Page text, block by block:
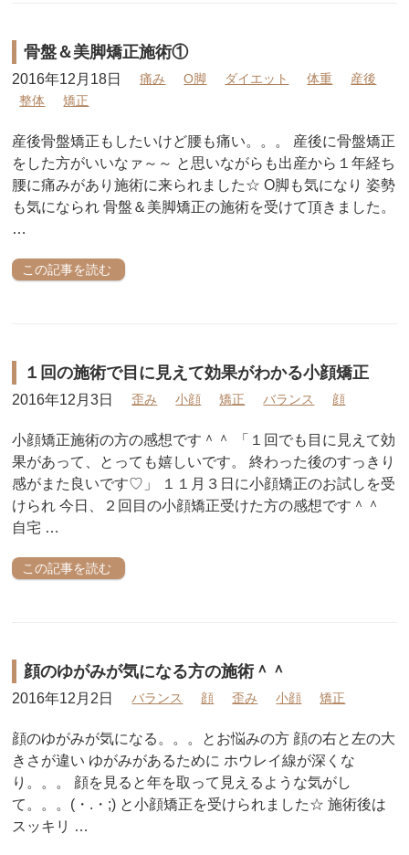
骨盤＆美脚矯正施術①
2016年12月18日 痛み O脚 ダイエット 体重
産後
整体
矯正
産後骨盤矯正もしたいけど腰も痛い。。。 産後に骨盤矯正
をした方がいいなァ～～ と思いながらも出産から１年経ち
腰に痛みがあり施術に来られました☆ O脚も気になり 姿勢
も気になられ 骨盤＆美脚矯正の施術を受けて頂きました。
…
この記事を読む
１回の施術で目に見えて効果がわかる小顔矯正
2016年12月3日 歪み 小顔 矯正 バランス 顔
小顔矯正施術の方の感想です＾＾ 「１回でも目に見えて効
果があって、とっても嬉しいです。 終わった後のすっきり
感がまた良いです♡」 １１月３日に小顔矯正のお試しを受
けられ 今日、２回目の小顔矯正受けた方の感想です＾＾
自宅 …
この記事を読む
顔のゆがみが気になる方の施術＾＾
2016年12月2日 バランス 顔 歪み 小顔 矯正
顔のゆがみが気になる。。。とお悩みの方 顔の右と左の大
きさが違い ゆがみがあるために ホウレイ線が深くな
り。。。 顔を見ると年を取って見えるような気がし
て。。。(・.・;) と小顔矯正を受けられました☆ 施術後は
スッキリ …